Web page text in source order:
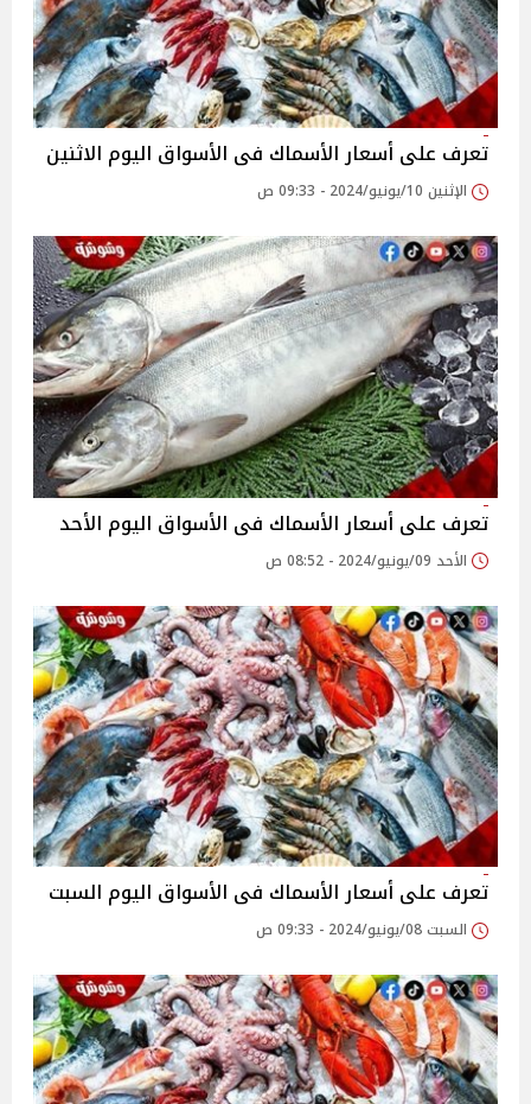
تعرف على أسعار الأسماك فى الأسواق اليوم الاثنين
الإثنين 10/يونيو/2024 - 09:33 ص
تعرف على أسعار الأسماك فى الأسواق اليوم الأحد
الأحد 09/يونيو/2024 - 08:52 ص
تعرف على أسعار الأسماك فى الأسواق اليوم السبت
السبت 08/يونيو/2024 - 09:33 ص